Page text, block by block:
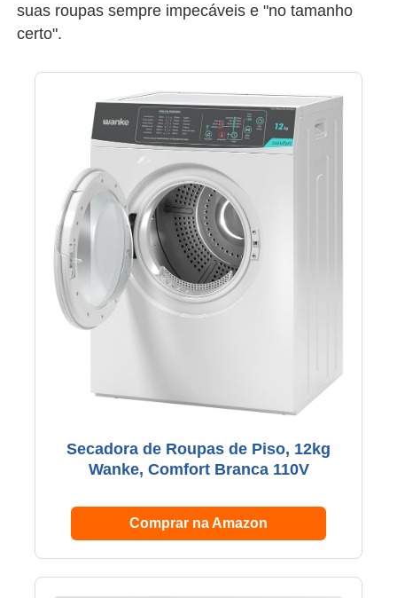
suas roupas sempre impecáveis e "no tamanho
certo".
Secadora de Roupas de Piso, 12kg
Wanke, Comfort Branca 110V
Comprar na Amazon